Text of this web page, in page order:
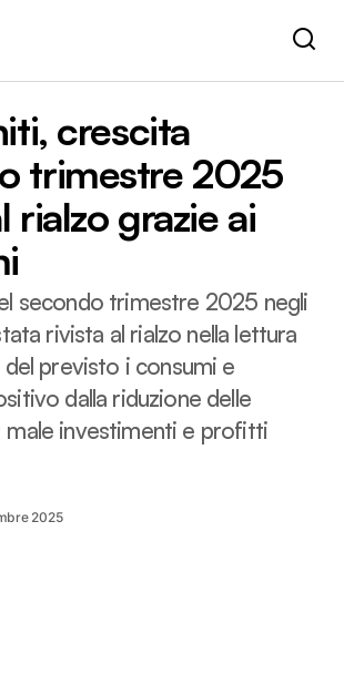
crescita
trimestre 2025
rialzo grazie ai
secondo trimestre 2025 negli
rivista al rialzo nella lettura
del previsto i consumi e
dalla riduzione delle
male investimenti e profitti
2025